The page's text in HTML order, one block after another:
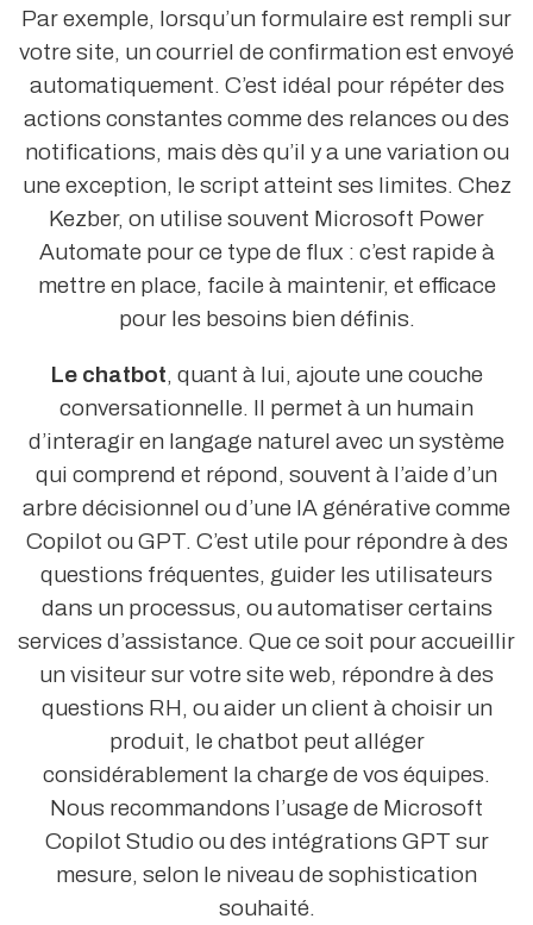
Par exemple, lorsqu’un formulaire est rempli sur
votre site, un courriel de confirmation est envoyé
automatiquement. C’est idéal pour répéter des
actions constantes comme des relances ou des
notifications, mais dès qu’il y a une variation ou
une exception, le script atteint ses limites. Chez
Kezber, on utilise souvent Microsoft Power
Automate pour ce type de flux : c’est rapide à
mettre en place, facile à maintenir, et efficace
pour les besoins bien définis.
Le chatbot, quant à lui, ajoute une couche
conversationnelle. Il permet à un humain
d’interagir en langage naturel avec un système
qui comprend et répond, souvent à l’aide d’un
arbre décisionnel ou d’une IA générative comme
Copilot ou GPT. C’est utile pour répondre à des
questions fréquentes, guider les utilisateurs
dans un processus, ou automatiser certains
services d’assistance. Que ce soit pour accueillir
un visiteur sur votre site web, répondre à des
questions RH, ou aider un client à choisir un
produit, le chatbot peut alléger
considérablement la charge de vos équipes.
Nous recommandons l’usage de Microsoft
Copilot Studio ou des intégrations GPT sur
mesure, selon le niveau de sophistication
souhaité.